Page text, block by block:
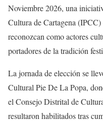
Noviembre 2026, una
Cultura de Cartagena (IPCC)
reconozcan como actores
portadores de la tradición
La jornada de elección se
Cultural Pie De La Popa,
el Consejo Distrital de
resultaron habilitados tras